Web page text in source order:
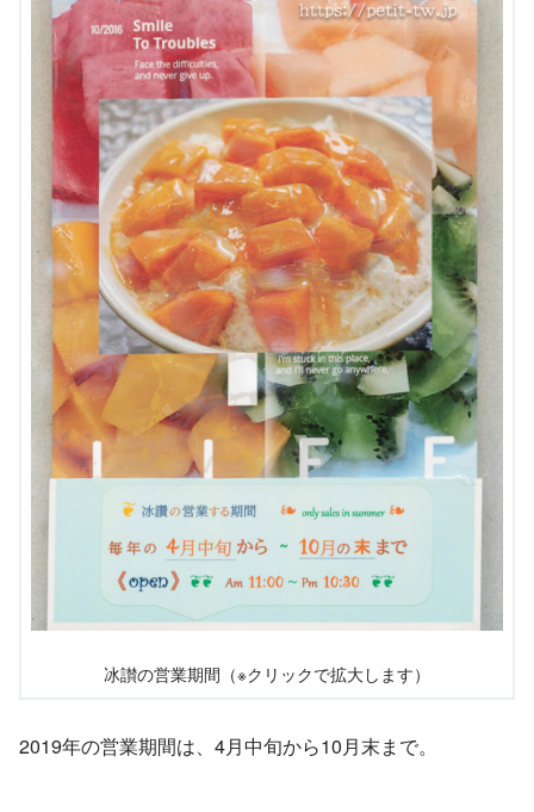
冰讃の営業期間（※クリックで拡大します）
2019年の営業期間は、4月中旬から10月末まで。